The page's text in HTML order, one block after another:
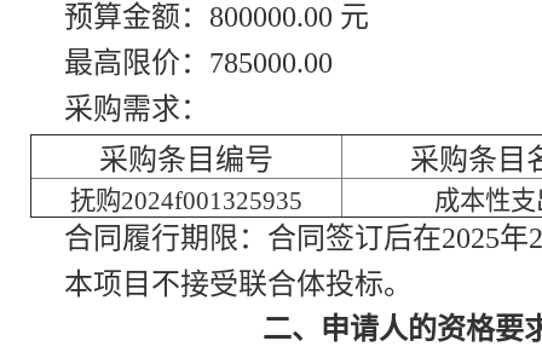
预算金额：800000.00 元
最高限价：785000.00
采购需求：
采购条目编号
采购条目
抚购2024f001325935 成本性支
合同履行期限：合同签订后在2025
本项目不接受联合体投标。
二、申请人的资格要